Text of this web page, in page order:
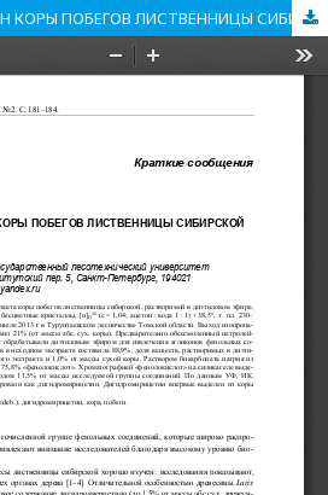
ДИГИДРОМИРИЦЕТИН КОРЫ ПОБЕГОВ ЛИСТВЕННИЦЫ СИБИРСКОЙ